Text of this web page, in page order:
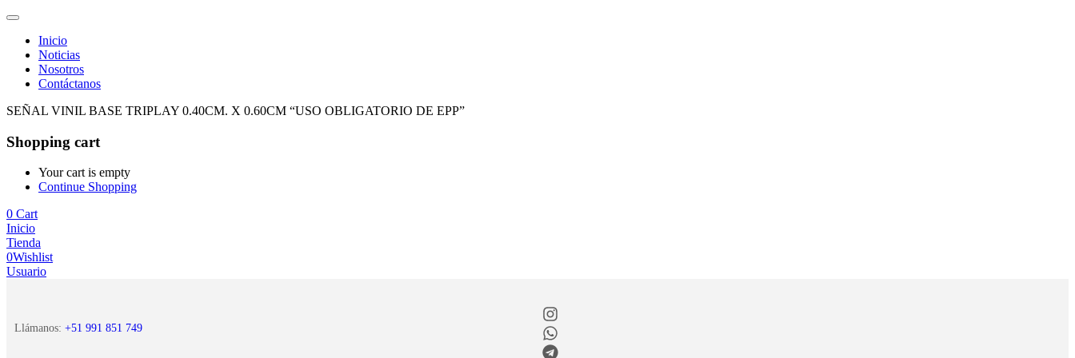
Inicio
Noticias
Nosotros
Contáctanos
SEÑAL VINIL BASE TRIPLAY 0.40CM. X 0.60CM “USO OBLIGATORIO DE EPP”
Shopping cart
Your cart is empty
Continue Shopping
0 Cart
Inicio
Tienda
0Wishlist
Usuario
Llámanos: +51 991 851 749